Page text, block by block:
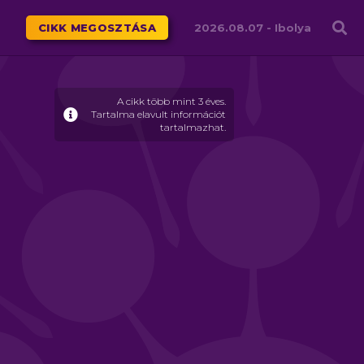
Családháló
CIKK MEGOSZTÁSA 2026.08.07 - Ibolya
A cikk több mint 3 éves.
Tartalma elavult információt
tartalmazhat.